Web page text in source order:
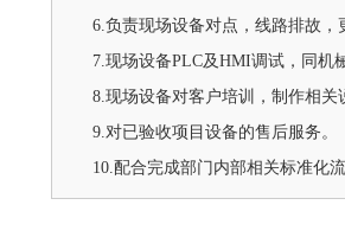
6.负责现场设备对点，线路排故
7.现场设备PLC及HMI调试，同机
8.现场设备对客户培训，制作相关
9.对已验收项目设备的售后服务。
10.配合完成部门内部相关标准化